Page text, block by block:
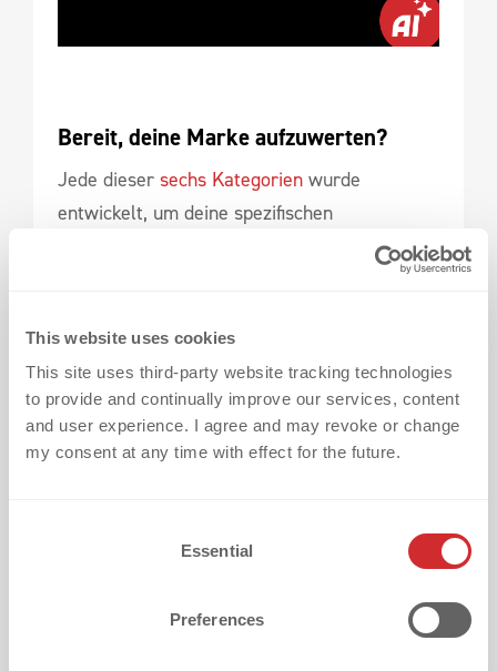
This website uses cookies
This site uses third-party website tracking technologies
to provide and continually improve our services, content
and user experience. I agree and may revoke or change
my consent at any time with effect for the future.
Essential
Preferences
Bereit, deine Marke aufzuwerten?
Jede dieser sechs Kategorien wurde
entwickelt, um deine spezifischen
sicherzustellen, dass deine Logos nicht nur
Niveau performen. Bei dekoGraphics sind wir
stolz darauf, dir innovative, langlebige und
individuelle Lösungen zu bieten.
aus unserem Solution Centre zu erhalten!